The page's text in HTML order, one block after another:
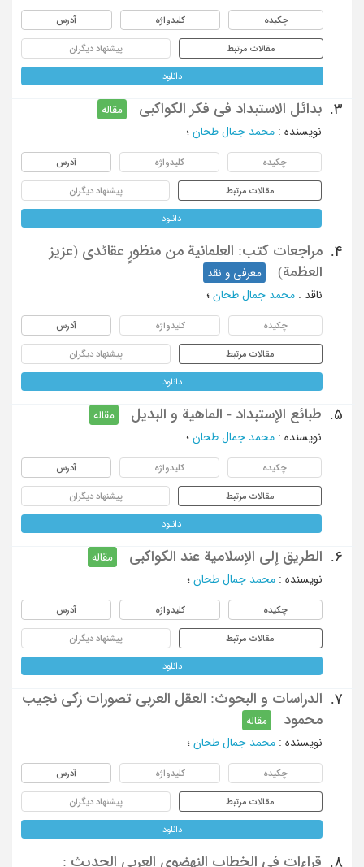
چکیده کلیدواژه آدرس
مقالات مرتبط پیشنهاد دیگران
دانلود
3. بدائل الاستبداد فی فکر الکواکبی
مقاله
نویسنده : محمد جمال طحان ؛
چکیده کلیدواژه آدرس
مقالات مرتبط پیشنهاد دیگران
دانلود
4.
مراجعات کتب: العلمانیة من منظورٍ عقائدی (عزیز
العظمة)
معرفی و نقد
ناقد : محمد جمال طحان ؛
چکیده کلیدواژه آدرس
مقالات مرتبط پیشنهاد دیگران
دانلود
5. طبائع الإستبداد - الماهیة و البدیل
مقاله
نویسنده : محمد جمال طحان ؛
چکیده کلیدواژه آدرس
مقالات مرتبط پیشنهاد دیگران
دانلود
6. الطریق إلی الإسلامیة عند الکواکبی
مقاله
نویسنده : محمد جمال طحان ؛
چکیده کلیدواژه آدرس
مقالات مرتبط پیشنهاد دیگران
دانلود
7.
الدراسات و البحوث: العقل العربی تصورات زکی نجیب
محمود
مقاله
نویسنده : محمد جمال طحان ؛
چکیده کلیدواژه آدرس
مقالات مرتبط پیشنهاد دیگران
دانلود
8.
قراءات فی الخطاب النهضوی العربی الحدیث :